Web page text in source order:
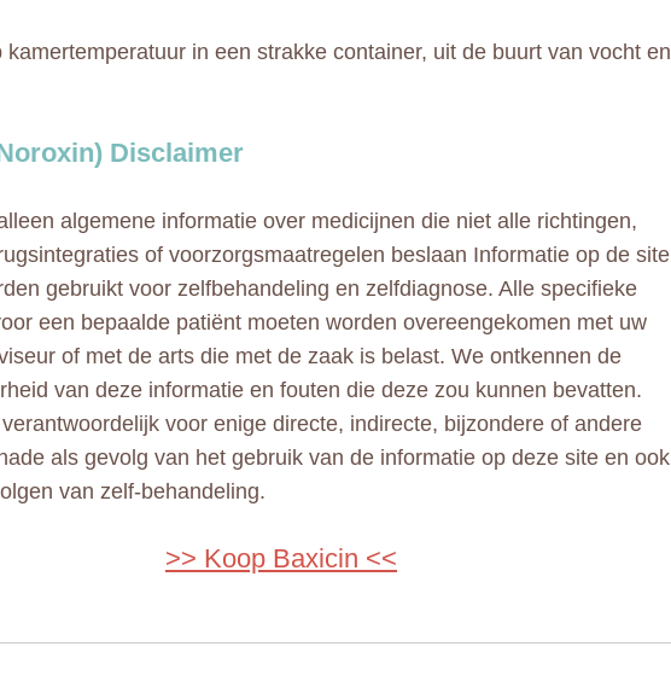
kamertemperatuur in een strakke container, uit de buurt van vocht en
Disclaimer
algemene informatie over medicijnen die niet alle richtingen,
of voorzorgsmaatregelen beslaan Informatie op de site
gebruikt voor zelfbehandeling en zelfdiagnose. Alle specifieke
een bepaalde patiënt moeten worden overeengekomen met uw
of met de arts die met de zaak is belast. We ontkennen de
van deze informatie en fouten die deze zou kunnen bevatten.
voor enige directe, indirecte, bijzondere of andere
als gevolg van het gebruik van de informatie op deze site en ook
van zelf-behandeling.
>> Koop Baxicin <<